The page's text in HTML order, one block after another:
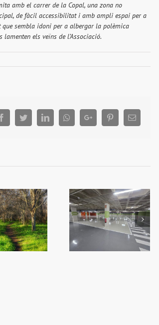
amb el carrer de la Copal, una zona no
de fàcil accessibilitat i amb ampli espai per a
que sembla idoni per a albergar la polèmica
els veïns de l’Associació.
FacebookTwitterLinkedInWhatsappGoogle+ PinterestEmail
Reobri l’aparcament
del Mercat
més Algemesí:
L’alcalde convoca un
ple per a que no vaja
l’oposició